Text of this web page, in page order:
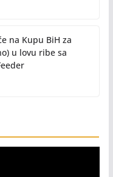
na Kupu BiH za
u lovu ribe sa